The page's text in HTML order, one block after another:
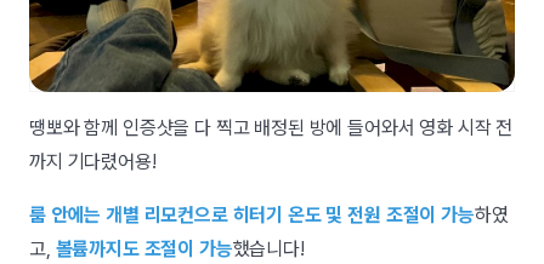
땡뽀와 함께 인증샷을 다 찍고 배정된 방에 들어와서 영화 시작 전
까지 기다렸어용!
룸 안에는 개별 리모컨으로 히터기 온도 및 전원 조절이 가능하였
고, 볼륨까지도 조절이 가능했습니다!